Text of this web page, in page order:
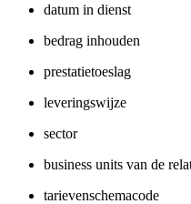
datum in dienst
bedrag inhouden
prestatietoeslag
leveringswijze
sector
business units van de
tarievenschemacode